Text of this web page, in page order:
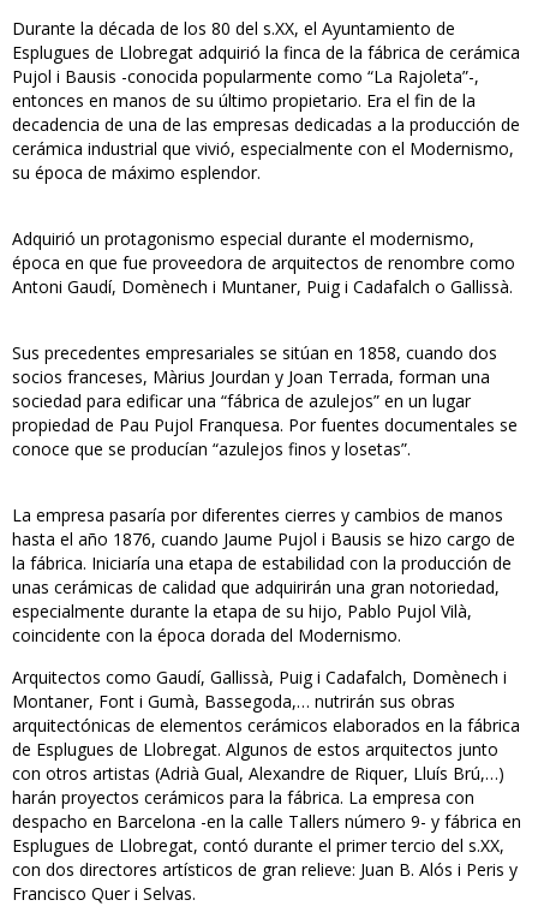
Durante la década de los 80 del s.XX, el Ayuntamiento de
Esplugues de Llobregat adquirió la finca de la fábrica de cerámica
Pujol i Bausis -conocida popularmente como “La Rajoleta”-,
entonces en manos de su último propietario. Era el fin de la
decadencia de una de las empresas dedicadas a la producción de
cerámica industrial que vivió, especialmente con el Modernismo,
su época de máximo esplendor.
Adquirió un protagonismo especial durante el modernismo,
época en que fue proveedora de arquitectos de renombre como
Antoni Gaudí, Domènech i Muntaner, Puig i Cadafalch o Gallissà.
Sus precedentes empresariales se sitúan en 1858, cuando dos
socios franceses, Màrius Jourdan y Joan Terrada, forman una
sociedad para edificar una “fábrica de azulejos” en un lugar
propiedad de Pau Pujol Franquesa. Por fuentes documentales se
conoce que se producían “azulejos finos y losetas”.
La empresa pasaría por diferentes cierres y cambios de manos
hasta el año 1876, cuando Jaume Pujol i Bausis se hizo cargo de
la fábrica. Iniciaría una etapa de estabilidad con la producción de
unas cerámicas de calidad que adquirirán una gran notoriedad,
especialmente durante la etapa de su hijo, Pablo Pujol Vilà,
coincidente con la época dorada del Modernismo.
Arquitectos como Gaudí, Gallissà, Puig i Cadafalch, Domènech i
Montaner, Font i Gumà, Bassegoda,… nutrirán sus obras
arquitectónicas de elementos cerámicos elaborados en la fábrica
de Esplugues de Llobregat. Algunos de estos arquitectos junto
con otros artistas (Adrià Gual, Alexandre de Riquer, Lluís Brú,…)
harán proyectos cerámicos para la fábrica. La empresa con
despacho en Barcelona -en la calle Tallers número 9- y fábrica en
Esplugues de Llobregat, contó durante el primer tercio del s.XX,
con dos directores artísticos de gran relieve: Juan B. Alós i Peris y
Francisco Quer i Selvas.